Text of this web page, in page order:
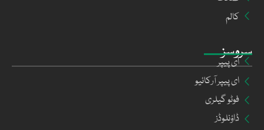
سروسز
ای پیپر
ای پیپر آرکائیو
فوٹو گیلری
ڈاؤنلوڈز
کالم